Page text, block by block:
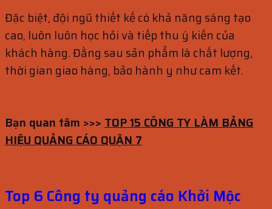
Đặc biệt, đội ngũ thiết kế có khả năng sáng tạo
cao, luôn luôn học hỏi và tiếp thu ý kiến của
khách hàng. Đằng sau sản phẩm là chất lượng,
thời gian giao hàng, bảo hành y như cam kết.
Bạn quan tâm >>> TOP 15 CÔNG TY LÀM BẢNG
HIỆU QUẢNG CÁO QUẬN 7
Top 6 Công ty quảng cáo Khởi Mộc